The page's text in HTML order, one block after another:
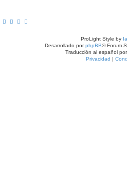
ProLight Style by
Desarrollado porphpBB® Forum
Traducción al español por
Privacidad |